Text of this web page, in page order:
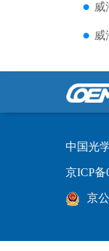
威
威
中国光
京ICP备
京